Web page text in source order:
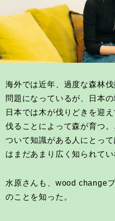
海外では近年、過度な森林
問題になっているが、日本
日本では木が伐りどきを迎
伐ることによって森が育つ
ついて知識がある人にとっ
はまだあまり広く知られてい
水原さんも、wood change
のことを知った。